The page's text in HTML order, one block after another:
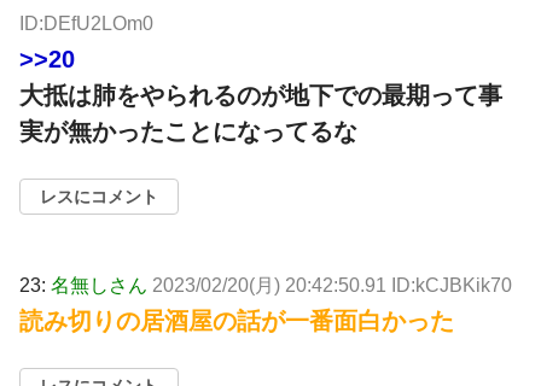
ID:DEfU2LOm0
>>20
大抵は肺をやられるのが地下での最期って事
実が無かったことになってるな
レスにコメント
23: 名無しさん 2023/02/20(月) 20:42:50.91 ID:kCJBKik70
読み切りの居酒屋の話が一番面白かった